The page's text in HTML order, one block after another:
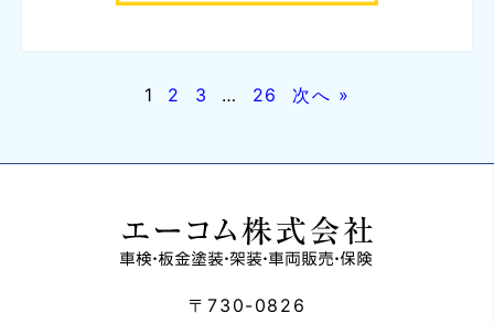
1 2 3 … 26 次へ »
〒730-0826